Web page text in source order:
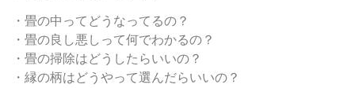
・畳の中ってどうなってるの？
・畳の良し悪しって何でわかるの？
・畳の掃除はどうしたらいいの？
・縁の柄はどうやって選んだらいいの？